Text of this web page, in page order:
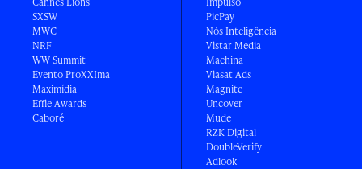
SXSW
MWC
NRF
WW Summit
Evento ProXXIma
Maximídia
Effie Awards
Caboré
PicPay
Nós Inteligência
Vistar Media
Machina
Viasat Ads
Magnite
Uncover
Mude
RZK Digital
DoubleVerify
Adlook